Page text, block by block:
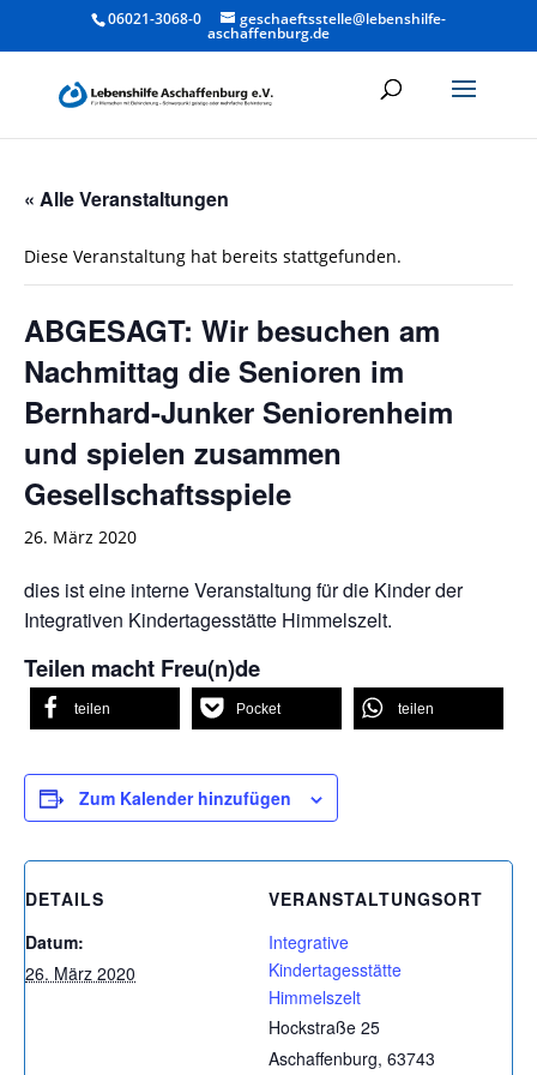
06021-3068-0 geschaeftsstelle@lebenshilfe-
aschaffenburg.de
« Alle Veranstaltungen
Diese Veranstaltung hat bereits stattgefunden.
ABGESAGT: Wir besuchen am
Nachmittag die Senioren im
Bernhard-Junker Seniorenheim
und spielen zusammen
Gesellschaftsspiele
26. März 2020
dies ist eine interne Veranstaltung für die Kinder der
Integrativen Kindertagesstätte Himmelszelt.
Teilen macht Freu(n)de
teilen Pocket teilen
Zum Kalender hinzufügen
DETAILS
Datum:
26. März 2020
VERANSTALTUNGSORT
Integrative
Kindertagesstätte
Himmelszelt
Hockstraße 25
Aschaffenburg, 63743